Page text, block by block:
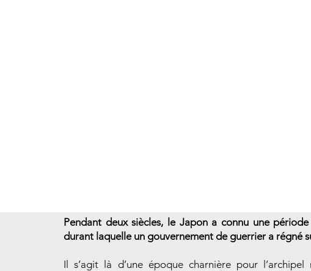
Pendant deux siècles, le Japon a connu une
durant laquelle un gouvernement de guerrier a régné
Il s’agit là d’une époque charnière pour